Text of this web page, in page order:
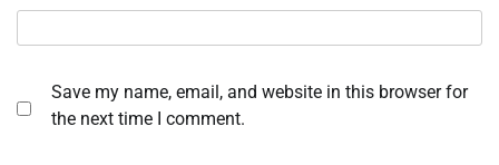
Save my name, email, and website in this browser for
the next time I comment.